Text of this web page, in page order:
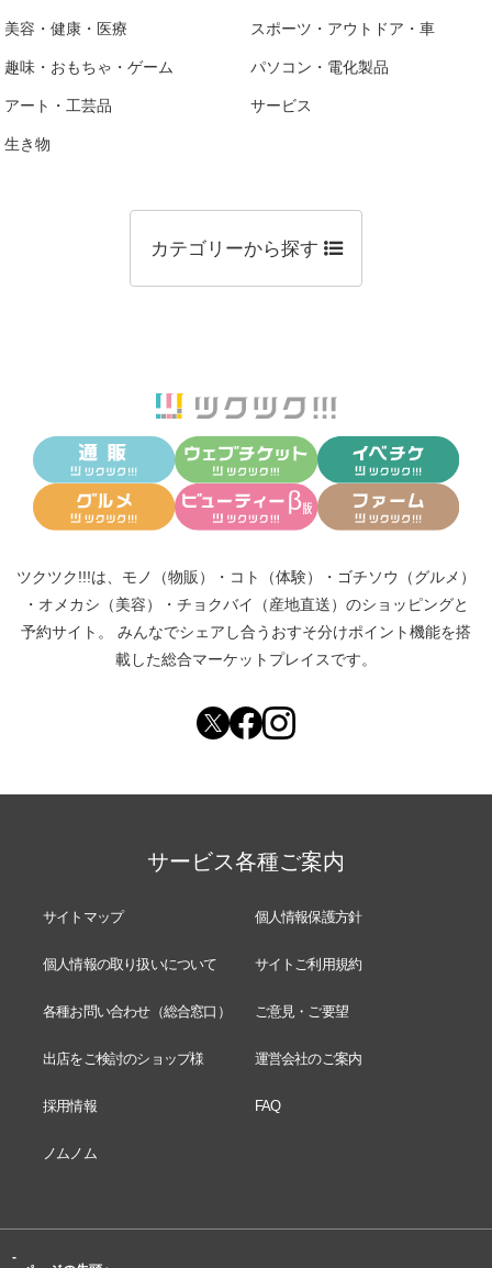
美容・健康・医療 スポーツ・アウトドア・車
趣味・おもちゃ・ゲーム パソコン・電化製品
アート・工芸品 サービス
生き物
カテゴリーから探す
ツクツク!!!は、 モノ（物販） ・ コト（体験） ・ ゴチソウ（グルメ）
・ オメカシ（美容） ・ チョクバイ（産地直送） のショッピングと
予約サイト。
みんなでシェアし合う おすそ分けポイント機能を搭
載した総合マーケットプレイスです。
サービス各種ご案内
サイトマップ 個人情報保護方針
個人情報の取り扱いについて サイトご利用規約
各種お問い合わせ（総合窓口） ご意見・ご要望
出店をご検討のショップ様 運営会社のご案内
採用情報 FAQ
ノムノム
-